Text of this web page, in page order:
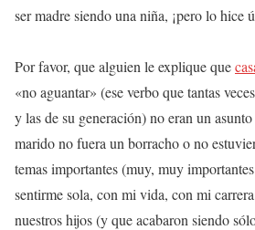
ser madre siendo una niña, ¡pero lo hice
Por favor, que alguien le explique que
«no aguantar» (ese verbo que tantas
y las de su generación) no eran un
marido no fuera un borracho o no
temas importantes (muy, muy
sentirme sola, con mi vida, con mi
nuestros hijos (y que acabaron siendo